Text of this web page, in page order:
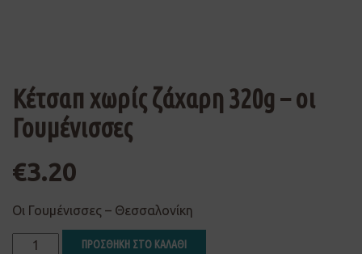
Κέτσαπ χωρίς ζάχαρη 320g – οι
Γουμένισσες
€3.20
Οι Γουμένισσες – Θεσσαλονίκη
ΠΡΟΣΘΗΚΗ ΣΤΟ ΚΑΛΑΘΙ